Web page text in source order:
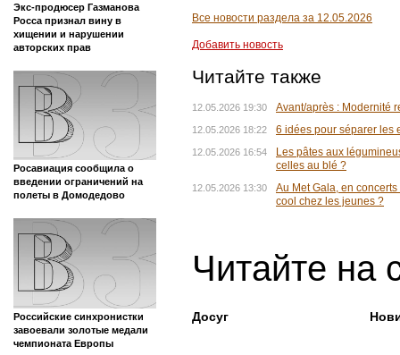
Экс-продюсер Газманова
Росса признал вину в
хищении и нарушении
авторских прав
Росавиация сообщила о
введении ограничений на
полеты в Домодедово
Российские синхронистки
завоевали золотые медали
чемпионата Европы
Все новости раздела за 12.05.2026
Добавить новость
Читайте также
12.05.2026 19:30 Avant/après : Modernité
12.05.2026 18:22 6 idées pour séparer les
12.05.2026 16:54
Les pâtes aux
celles au blé ?
12.05.2026 13:30
Au Met Gala, en
cool chez les jeunes ?
Читайте на
Досуг